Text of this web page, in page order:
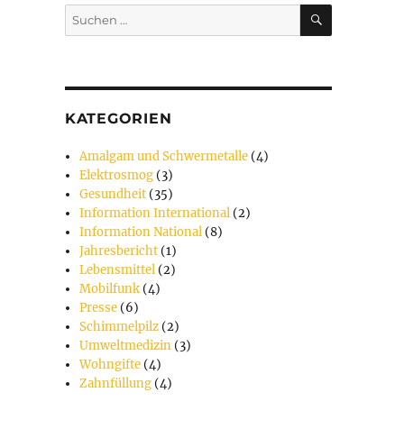
Suchen
nach:
SUCHEN
KATEGORIEN
Amalgam und Schwermetalle (4)
Elektrosmog (3)
Gesundheit (35)
Information International (2)
Information National (8)
Jahresbericht (1)
Lebensmittel (2)
Mobilfunk (4)
Presse (6)
Schimmelpilz (2)
Umweltmedizin (3)
Wohngifte (4)
Zahnfüllung (4)